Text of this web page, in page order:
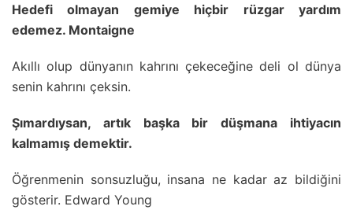
Hedefi olmayan gemiye hiçbir rüzgar yardım
edemez. Montaigne
Akıllı olup dünyanın kahrını çekeceğine deli ol dünya
senin kahrını çeksin.
Şımardıysan, artık başka bir düşmana ihtiyacın
kalmamış demektir.
Öğrenmenin sonsuzluğu, insana ne kadar az bildiğini
gösterir. Edward Young